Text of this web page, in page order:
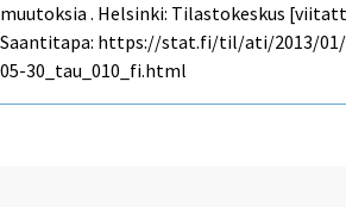
muutoksia . Helsinki: Tilastokeskus
Saantitapa: https://stat.fi/til/ati/2013/01/
05-30_tau_010_fi.html